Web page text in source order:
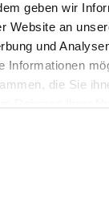
geben wir
Website an
und
Informationen
die Sie